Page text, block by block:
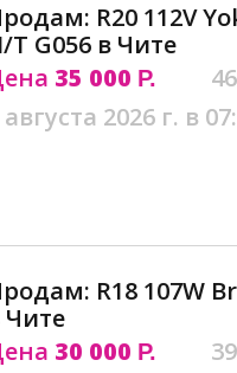
R20 112V
T G056 в Чите
35 000 Р.
августа 2026 г. в
R18 107W
Чите
30 000 Р.